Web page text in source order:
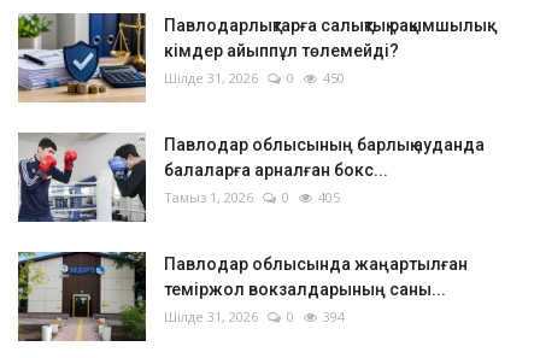
Павлодарлықтарға салықтық рақымшылық:
кімдер айыппұл төлемейді?
Шілде 31, 2026 0 450
Павлодар облысының барлық ауданда
балаларға арналған бокс...
Тамыз 1, 2026 0 405
Павлодар облысында жаңартылған
теміржол вокзалдарының саны...
Шілде 31, 2026 0 394